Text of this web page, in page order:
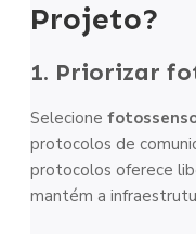
Projeto?
1. Priorizar
Selecione
protocolos de
protocolos oferece
mantém a